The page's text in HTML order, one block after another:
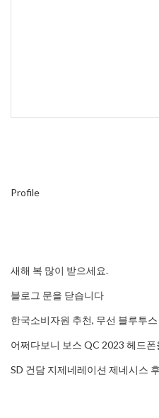
Profile
새해 복 많이 받으세요.
블로그 문을 닫습니다
한국소비자원 추천, 무선 블루투
어쩌다보니 보스 QC 2023 헤드
SD 건담 지제네레이션 제네시스